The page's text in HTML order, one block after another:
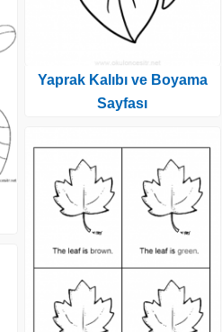
Yaprak Kalıbı ve Boyama
Sayfası